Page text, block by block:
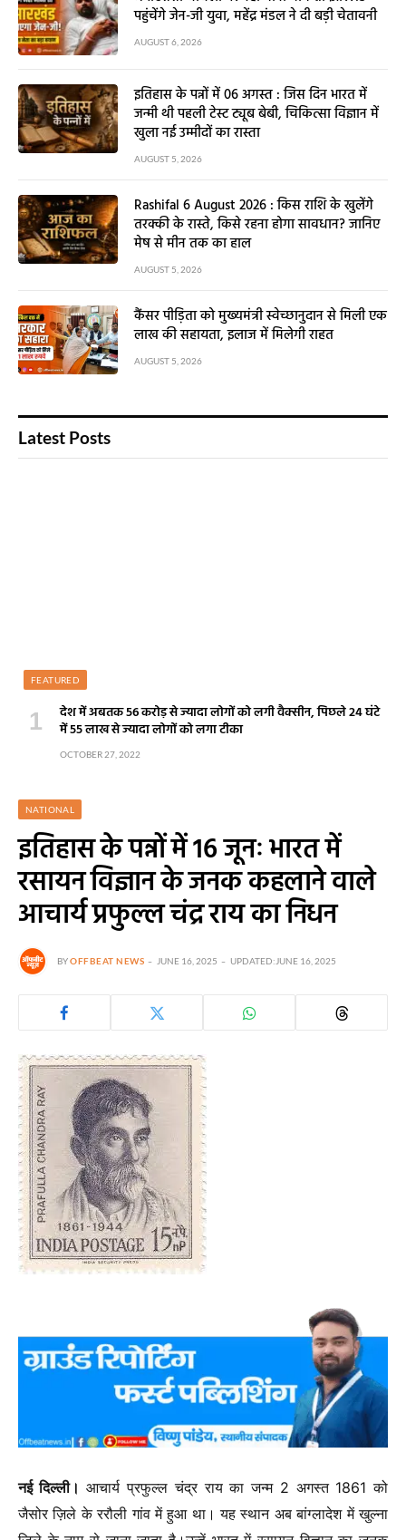
पहुंचेंगे जेन-जी युवा, महेंद्र मंडल ने दी बड़ी चेतावनी
AUGUST 6, 2026
इतिहास के पन्नों में 06 अगस्त : जिस दिन भारत में
जन्मी थी पहली टेस्ट ट्यूब बेबी, चिकित्सा विज्ञान में
खुला नई उम्मीदों का रास्ता
AUGUST 5, 2026
Rashifal 6 August 2026 : किस राशि के खुलेंगे
तरक्की के रास्ते, किसे रहना होगा सावधान? जानिए
मेष से मीन तक का हाल
AUGUST 5, 2026
कैंसर पीड़िता को मुख्यमंत्री स्वेच्छानुदान से मिली एक
लाख की सहायता, इलाज में मिलेगी राहत
AUGUST 5, 2026
Latest Posts
FEATURED
देश में अबतक 56 करोड़ से ज्यादा लोगों को लगी वैक्सीन, पिछले 24 घंटे
में 55 लाख से ज्यादा लोगों को लगा टीका
OCTOBER 27, 2022
NATIONAL
इतिहास के पन्नों में 16 जूनः भारत में
रसायन विज्ञान के जनक कहलाने वाले
आचार्य प्रफुल्ल चंद्र राय का निधन
BYOFFBEAT NEWS JUNE 16, 2025 UPDATED: JUNE 16, 2025
नई दिल्ली। आचार्य प्रफुल्ल चंद्र राय का जन्म 2 अगस्त 1861 को
जैसोर ज़िले के ररौली गांव में हुआ था। यह स्थान अब बांग्लादेश में खुल्ना